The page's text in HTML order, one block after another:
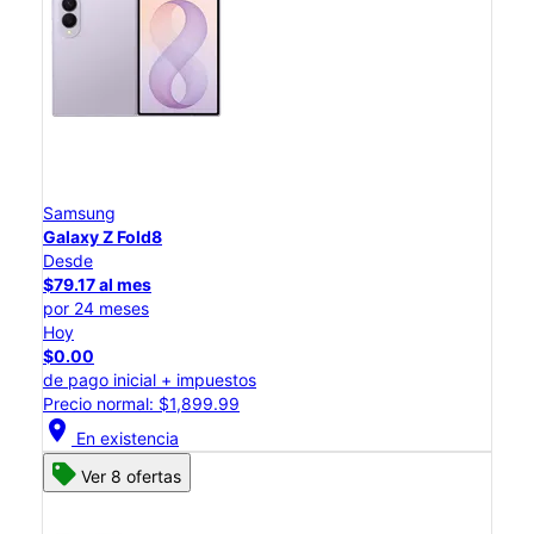
Samsung
Galaxy Z Fold8
Desde
$79.17 al mes
por 24 meses
Hoy
$0.00
de pago inicial + impuestos
Precio normal: $1,899.99
location_on En existencia
Ver 8 ofertas